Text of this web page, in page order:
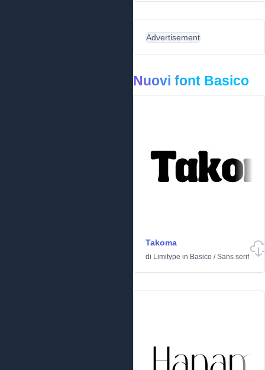
Advertisement
Nuovi font Basico
Takoma
di Limitype in Basico /Sans serif